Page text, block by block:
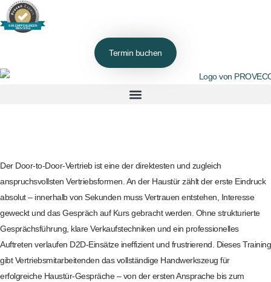
98% EMPFEHLUNGEN
Mehr Infos
Termin buchen
Der Door-to-Door-Vertrieb ist eine der direktesten und zugleich
anspruchsvollsten Vertriebsformen. An der Haustür zählt der erste Eindruck
absolut – innerhalb von Sekunden muss Vertrauen entstehen, Interesse
geweckt und das Gespräch auf Kurs gebracht werden. Ohne strukturierte
Gesprächsführung, klare Verkaufstechniken und ein professionelles
Auftreten verlaufen D2D-Einsätze ineffizient und frustrierend. Dieses Training
gibt Vertriebsmitarbeitenden das vollständige Handwerkszeug für
erfolgreiche Haustür-Gespräche – von der ersten Ansprache bis zum